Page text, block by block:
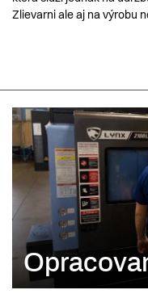
Zlievarni ale aj na výrobu